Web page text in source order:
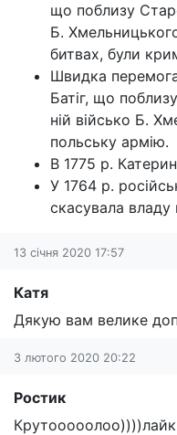
що поблизу
Б.
битвах, були
Швидка перемога
Батіг, що
ній військо Б.
польську армію.
В 1775 р.
У 1764 р.
скасувала владу
13 січня 2020 17:57
Катя
Дякую вам велике
3 лютого 2020 20:22
Ростик